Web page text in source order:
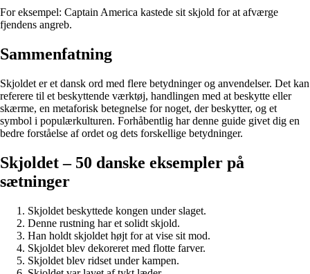
For eksempel: Captain America kastede sit skjold for at afværge
fjendens angreb.
Sammenfatning
Skjoldet er et dansk ord med flere betydninger og anvendelser. Det kan
referere til et beskyttende værktøj, handlingen med at beskytte eller
skærme, en metaforisk betegnelse for noget, der beskytter, og et
symbol i populærkulturen. Forhåbentlig har denne guide givet dig en
bedre forståelse af ordet og dets forskellige betydninger.
Skjoldet – 50 danske eksempler på
sætninger
Skjoldet beskyttede kongen under slaget.
Denne rustning har et solidt skjold.
Han holdt skjoldet højt for at vise sit mod.
Skjoldet blev dekoreret med flotte farver.
Skjoldet blev ridset under kampen.